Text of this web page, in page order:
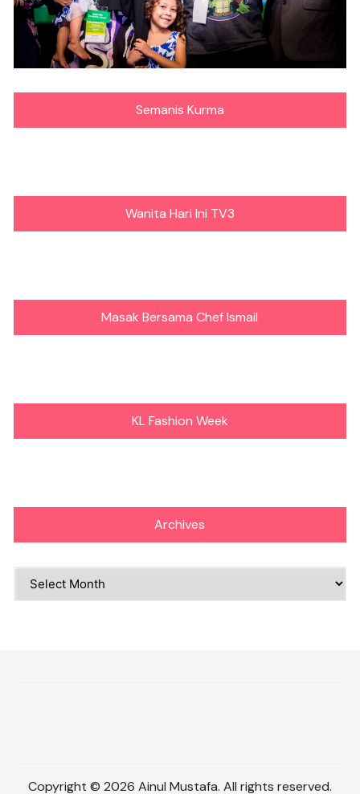
Semanis Kurma
Wanita Hari Ini TV3
Masak Bersama Chef Ismail
KL Fashion Week
Archives
Archives
Copyright © 2026 Ainul Mustafa. All rights reserved.